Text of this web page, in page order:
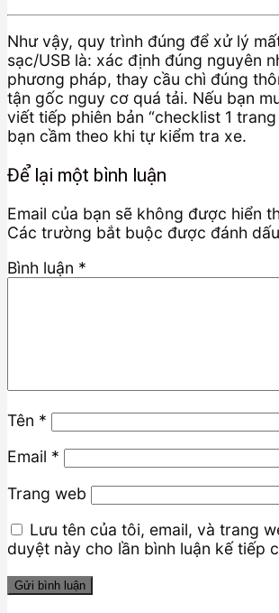
Như vậy, quy trình đúng để xử lý
sạc/USB là: xác định đúng nguyên
phương pháp, thay cầu chì đúng
tận gốc nguy cơ quá tải. Nếu bạn
viết tiếp phiên bản “checklist 1
bạn cầm theo khi tự kiểm tra xe.
Để lại một bình luận
Email của bạn sẽ không được hiển
Các trường bắt buộc được đánh dấu
Bình luận *
Tên *
Email *
Trang web
Lưu tên của tôi, email, và trang
duyệt này cho lần bình luận kế tiếp